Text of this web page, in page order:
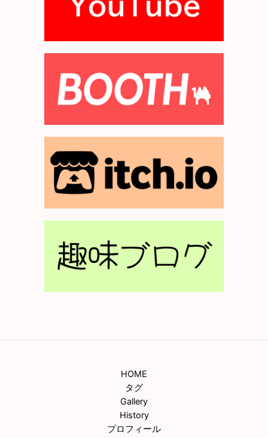
HOME
タグ
Gallery
History
プロフィール